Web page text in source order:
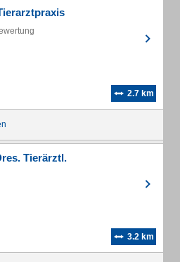
2.7 km
Tierärztl.
3.2 km